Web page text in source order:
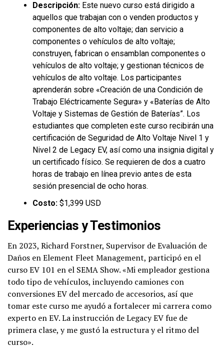
Descripción: Este nuevo curso está dirigido a
aquellos que trabajan con o venden productos y
componentes de alto voltaje; dan servicio a
componentes o vehículos de alto voltaje;
construyen, fabrican o ensamblan componentes o
vehículos de alto voltaje; y gestionan técnicos de
vehículos de alto voltaje. Los participantes
aprenderán sobre «Creación de una Condición de
Trabajo Eléctricamente Segura» y «Baterías de Alto
Voltaje y Sistemas de Gestión de Baterías”. Los
estudiantes que completen este curso recibirán una
certificación de Seguridad de Alto Voltaje Nivel 1 y
Nivel 2 de Legacy EV, así como una insignia digital y
un certificado físico. Se requieren de dos a cuatro
horas de trabajo en línea previo antes de esta
sesión presencial de ocho horas.
Costo: $1,399 USD
Experiencias y Testimonios
En 2023, Richard Forstner, Supervisor de Evaluación de
Daños en Element Fleet Management, participó en el
curso EV 101 en el SEMA Show. «Mi empleador gestiona
todo tipo de vehículos, incluyendo camiones con
conversiones EV del mercado de accesorios, así que
tomar este curso me ayudó a fortalecer mi carrera como
experto en EV. La instrucción de Legacy EV fue de
primera clase, y me gustó la estructura y el ritmo del
curso».